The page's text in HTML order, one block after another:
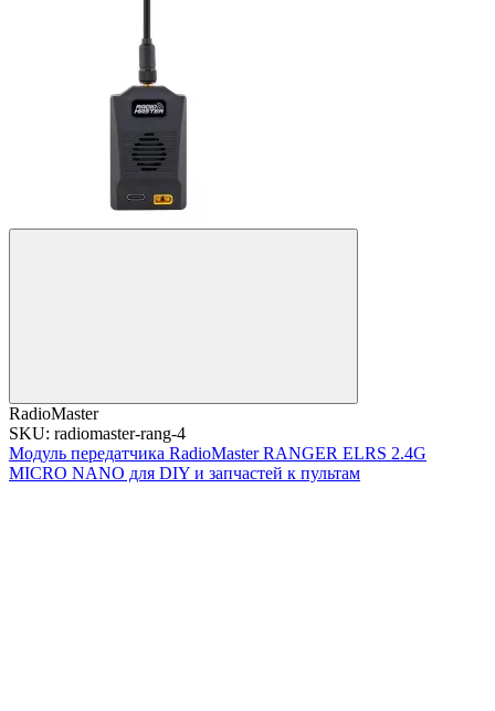
RadioMaster
SKU: radiomaster-rang-4
Модуль передатчика RadioMaster RANGER ELRS 2.4G
MICRO NANO для DIY и запчастей к пультам